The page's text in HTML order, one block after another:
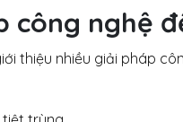
công nghệ
thiệu nhiều giải pháp